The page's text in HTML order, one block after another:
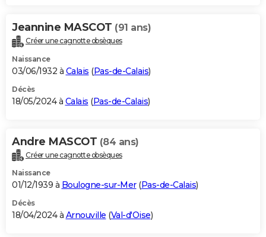
Jeannine MASCOT (91 ans)
Créer une cagnotte obsèques
Naissance
03/06/1932 à Calais (Pas-de-Calais)
Décès
18/05/2024 à Calais (Pas-de-Calais)
Andre MASCOT (84 ans)
Créer une cagnotte obsèques
Naissance
01/12/1939 à Boulogne-sur-Mer(Pas-de-Calais)
Décès
18/04/2024 à Arnouville (Val-d'Oise)